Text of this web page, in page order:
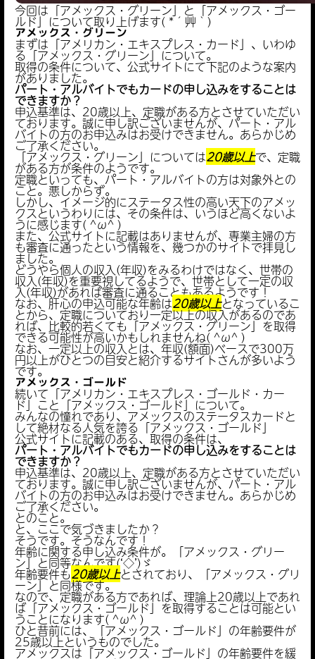
今回は「アメックス・グリーン」と「アメックス・ゴー
ルド」について取り上げます( *´艸｀)
アメックス・グリーン
まずは「アメリカン・エキスプレス・カード」、いわゆ
る「アメックス・グリーン」について。
取得の条件について、公式サイトにて下記のような案内
がありました。
パート・アルバイトでもカードの申し込みをすることは
できますか？
申込基準は、20歳以上、定職がある方とさせていただい
ております。誠に申し訳ございませんが、パート・アル
バイトの方のお申込みはお受けできません。あらかじめ
ご了承ください。
「アメックス・グリーン」については20歳以上で、定職
がある方が条件のようです。
定職といっても、パート・アルバイトの方は対象外との
こと。悪しからず。
しかし、イメージ的にステータス性の高い天下のアメッ
クスというわりには、その条件は、いうほど高くないよ
うに感じます( ^ω^ )
また、公式サイトに記載はありませんが、専業主婦の方
も審査に通ったという情報を、幾つかのサイトで拝見し
ました。
どうやら個人の収入(年収)をみるわけではなく、世帯の
収入(年収)を重要視してるようで、世帯として一定の収
入(年収)があれば審査に通ることもあるようです！
なお、肝心の申込可能な年齢は20歳以上となっているこ
とから、定職についており一定以上の収入があるのであ
れば、比較的若くても「アメックス・グリーン」を取得
できる可能性が高いかもしれませんね( ^ω^ )
なお、一定以上の収入とは、年収(額面)ベースで300万
円以上がひとつの目安と紹介するサイトさんが多いよう
です。
アメックス・ゴールド
続いて「アメリカン・エキスプレス・ゴールド・カー
ド」こと「アメックス・ゴールド」について。
みんなの憧れであり、アメックスのステータスカードと
して絶材なる人気を誇る「アメックス・ゴールド」
公式サイトに記載のある、取得の条件は、
パート・アルバイトでもカードの申し込みをすることは
できますか？
申込基準は、20歳以上、定職がある方とさせていただい
ております。誠に申し訳ございませんが、パート・アル
バイトの方のお申込みはお受けできません。あらかじめ
ご了承ください。
とのこと。
と、ここで気づきましたか？
そうです。そうなんです！
年齢に関する申し込み条件が。「アメックス・グリー
ン」と同等なんです(‘◇’)ゞ
年齢要件も20歳以上とされており、「アメックス・グリ
ーン」と同様です。
なので、定職がある方であれば、理論上20歳以上であれ
ば「アメックス・ゴールド」を取得することは可能とい
うことになります( ^ω^ )
ひと昔前には、「アメックス・ゴールド」の年齢要件が
25歳以上というものでした。
アメックスは「アメックス・ゴールド」の年齢要件を緩